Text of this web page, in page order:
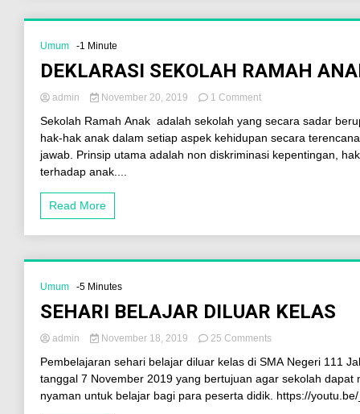
Umum -1 Minute
DEKLARASI SEKOLAH RAMAH
admin November 20, 2019 1 Comment
Sekolah Ramah Anak adalah sekolah yang secara sadar
hak-hak anak dalam setiap aspek kehidupan secara
jawab. Prinsip utama adalah non diskriminasi kepentingan,
terhadap anak....
Read More
Umum -5 Minutes
SEHARI BELAJAR DILUAR KELAS
admin November 18, 2019 25 Comments
Pembelajaran sehari belajar diluar kelas di SMA Negeri 111
tanggal 7 November 2019 yang bertujuan agar sekolah dapat
nyaman untuk belajar bagi para peserta didik. https://